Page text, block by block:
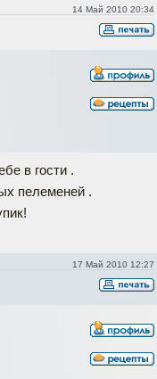
14 Май 2010 20:34
в гости .
пелеменей .
17 Май 2010 12:27